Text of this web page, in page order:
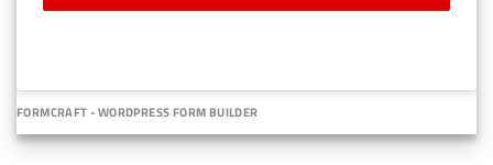
FORMCRAFT - WORDPRESS FORM BUILDER